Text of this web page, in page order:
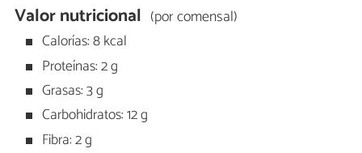
Valor nutricional (por comensal)
Calorías: 8 kcal
Proteínas: 2 g
Grasas: 3 g
Carbohidratos: 12 g
Fibra: 2 g